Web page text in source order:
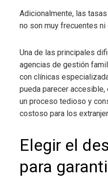
Adicionalmente, las
no son muy frecuentes
Una de las principales
agencias de gestión
con clínicas
pueda parecer
un proceso tedioso y
costoso para los
Elegir el
para